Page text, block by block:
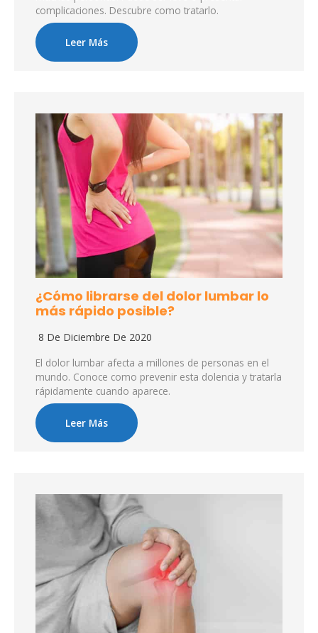
complicaciones. Descubre como tratarlo.
Leer Más
¿Cómo librarse del dolor lumbar lo
más rápido posible?
8 De Diciembre De 2020
El dolor lumbar afecta a millones de personas en el
mundo. Conoce como prevenir esta dolencia y tratarla
rápidamente cuando aparece.
Leer Más